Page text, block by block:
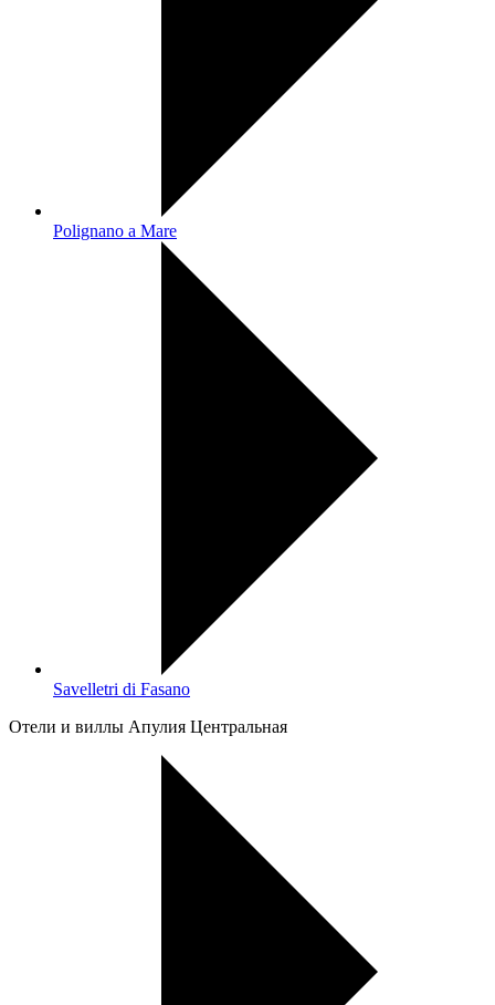
Polignano a Mare
Savelletri di Fasano
Oтели и виллы Апулия Центральная